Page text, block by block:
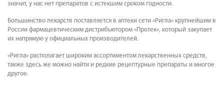
значит, у нас нет препаратов с истекшим сроком годности.
Большинство лекарств поставляется в аптеки сети «Ригла» крупнейшим в
России фармацевтическим дистрибьютором «Протек», который закупает
их напрямую у официальных производителей.
«Ригла» располагает широким ассортиментом лекарственных средств,
также здесь же можно найти и редкие рецептурные препараты и многое
другое.